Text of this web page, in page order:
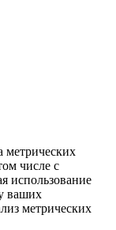
метрических
числе с
использование
ваших
метрических